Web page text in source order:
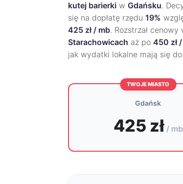
kutej barierki w Gdańsku.
się na dopłatę rzędu 19%
425 zł / mb. Rozstrzał
Starachowicach aż po 450 zł
jak wydatki lokalne mają się
TWOJE MIASTO
Gdańsk
425 zł / mb